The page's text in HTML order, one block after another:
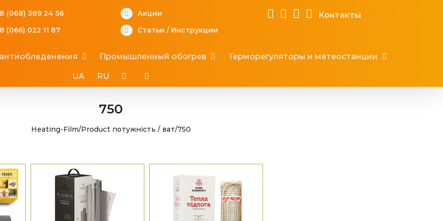
(068) 389 24 56
(066) 022 11 87
Акции
Статьи / Инструкции
Контакты
Промышленный обогрев Терморегуляторы и метеостанции
UA RU
750
Heating-Film/Product потужність / ват/750